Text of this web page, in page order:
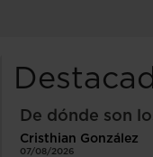
De dónde son
Cristhian González
07/08/2026